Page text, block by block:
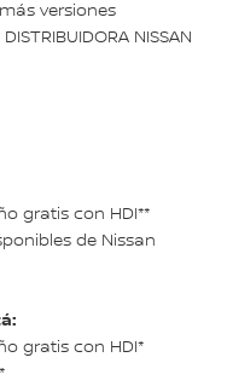
versiones
NISSAN
gratis con HDI**
de Nissan
gratis con HDI*